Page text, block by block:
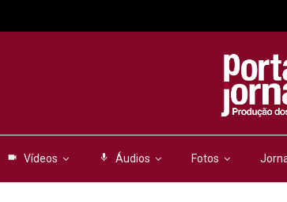
videocam Vídeos mic Áudios Fotos